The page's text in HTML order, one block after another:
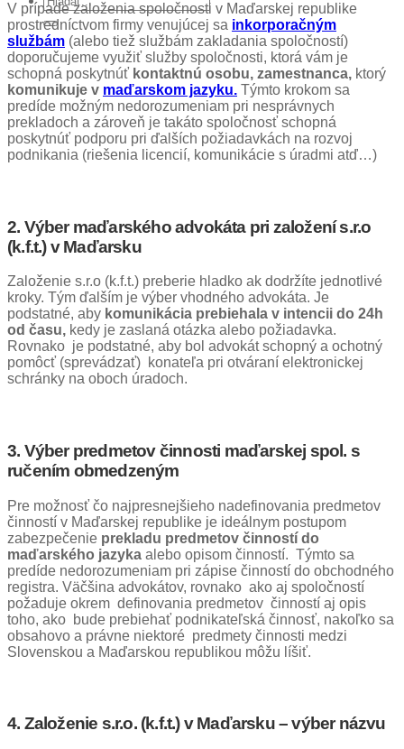
V prípade založenia spoločnosti v Maďarskej republike
prostredníctvom firmy venujúcej sa inkorporačným
službám (alebo tiež službám zakladania spoločností)
doporučujeme využiť služby spoločnosti, ktorá vám je
schopná poskytnúť kontaktnú osobu, zamestnanca, ktorý
komunikuje v maďarskom jazyku. Týmto krokom sa
predíde možným nedorozumeniam pri nesprávnych
prekladoch a zároveň je takáto spoločnosť schopná
poskytnúť podporu pri ďalších požiadavkách na rozvoj
podnikania (riešenia licencií, komunikácie s úradmi atď…)
2. Výber maďarského advokáta pri založení s.r.o
(k.f.t.) v Maďarsku
Založenie s.r.o (k.f.t.) preberie hladko ak dodržíte jednotlivé
kroky. Tým ďalším je výber vhodného advokáta. Je
podstatné, aby komunikácia prebiehala v intencii do 24h
od času, kedy je zaslaná otázka alebo požiadavka.
Rovnako je podstatné, aby bol advokát schopný a ochotný
pomôcť (sprevádzať) konateľa pri otváraní elektronickej
schránky na oboch úradoch.
3. Výber predmetov činnosti maďarskej spol. s
ručením obmedzeným
Pre možnosť čo najpresnejšieho nadefinovania predmetov
činností v Maďarskej republike je ideálnym postupom
zabezpečenie prekladu predmetov činností do
maďarského jazyka alebo opisom činností. Týmto sa
predíde nedorozumeniam pri zápise činností do obchodného
registra. Väčšina advokátov, rovnako ako aj spoločností
požaduje okrem definovania predmetov činností aj opis
toho, ako bude prebiehať podnikateľská činnosť, nakoľko sa
obsahovo a právne niektoré predmety činnosti medzi
Slovenskou a Maďarskou republikou môžu líšiť.
4. Založenie s.r.o. (k.f.t.) v Maďarsku – výber názvu